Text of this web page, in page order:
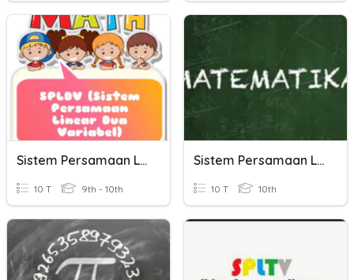
Sistem Persamaan Linear Dua Variabel
10 T 9th - 10th
Sistem Persamaan Linier Dua Variabel
10 T 10th